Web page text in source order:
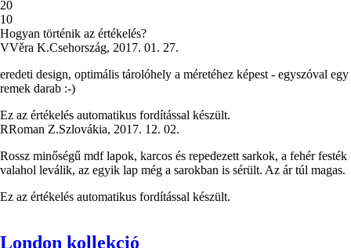
20
10
Hogyan történik az értékelés?
VVěra K.Csehország, 2017. 01. 27.
eredeti design, optimális tárolóhely a méretéhez képest - egyszóval egy
remek darab :-)
Ez az értékelés automatikus fordítással készült.
RRoman Z.Szlovákia, 2017. 12. 02.
Rossz minőségű mdf lapok, karcos és repedezett sarkok, a fehér festék
valahol leválik, az egyik lap még a sarokban is sérült. Az ár túl magas.
Ez az értékelés automatikus fordítással készült.
London kollekció